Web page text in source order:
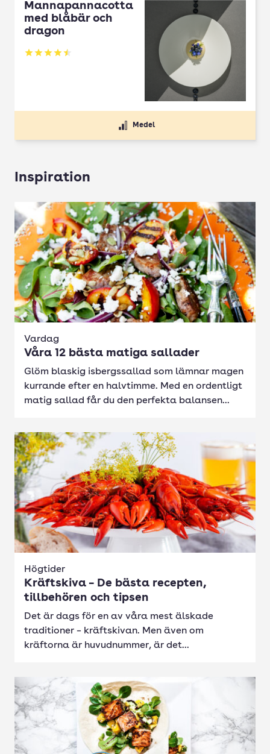
Mannapannacotta
med blåbär och
dragon
Betyg: 4.5 av 5
Medel
Inspiration
Vardag
Våra 12 bästa matiga sallader
Glöm blaskig isbergssallad som lämnar magen
kurrande efter en halvtimme. Med en ordentligt
matig sallad får du den perfekta balansen...
Högtider
Kräftskiva – De bästa recepten,
tillbehören och tipsen
Det är dags för en av våra mest älskade
traditioner – kräftskivan. Men även om
kräftorna är huvudnummer, är det...